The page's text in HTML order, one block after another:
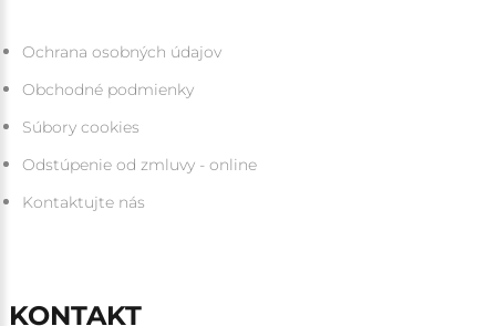
Ochrana osobných údajov
Obchodné podmienky
Súbory cookies
Odstúpenie od zmluvy - online
Kontaktujte nás
KONTAKT